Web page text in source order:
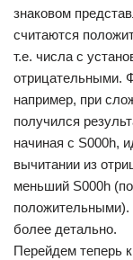
знаковом
считаются
т.е. числа с
отрицательными.
например, при
получился
начиная с S000h,
вычитании из
меньший S000h
положительными).
более детально.
Перейдем теперь